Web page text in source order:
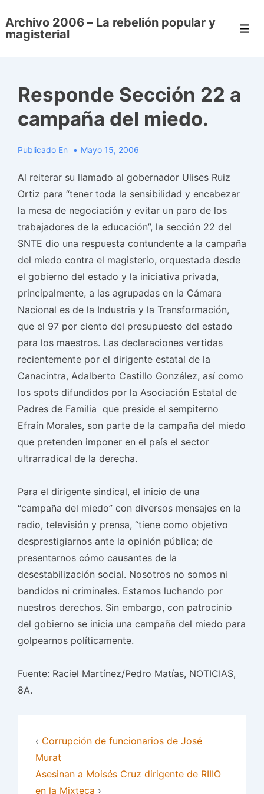
Saltar
al
Archivo 2006 – La rebelión popular y
magisterial
Responde Sección 22 a
campaña del miedo.
Publicado En Mayo 15, 2006
Al reiterar su llamado al gobernador Ulises Ruiz
Ortiz para “tener toda la sensibilidad y encabezar
la mesa de negociación y evitar un paro de los
trabajadores de la educación”, la sección 22 del
SNTE dio una respuesta contundente a la campaña
del miedo contra el magisterio, orquestada desde
el gobierno del estado y la iniciativa privada,
principalmente, a las agrupadas en la Cámara
Nacional es de la Industria y la Transformación,
que el 97 por ciento del presupuesto del estado
para los maestros. Las declaraciones vertidas
recientemente por el dirigente estatal de la
Canacintra, Adalberto Castillo González, así como
los spots difundidos por la Asociación Estatal de
Padres de Familia que preside el sempiterno
Efraín Morales, son parte de la campaña del miedo
que pretenden imponer en el país el sector
ultrarradical de la derecha.
Para el dirigente sindical, el inicio de una
“campaña del miedo” con diversos mensajes en la
radio, televisión y prensa, “tiene como objetivo
desprestigiarnos ante la opinión pública; de
presentarnos cómo causantes de la
desestabilización social. Nosotros no somos ni
bandidos ni criminales. Estamos luchando por
nuestros derechos. Sin embargo, con patrocinio
del gobierno se inicia una campaña del miedo para
golpearnos políticamente.
Fuente: Raciel Martínez/Pedro Matías, NOTICIAS,
8A.
‹ Corrupción de funcionarios de José
Murat
Asesinan a Moisés Cruz dirigente de RIIIO
en la Mixteca ›